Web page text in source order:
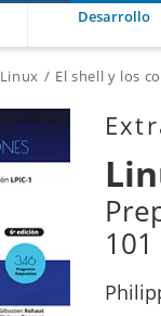
Desarrollo
Linux El shell y los